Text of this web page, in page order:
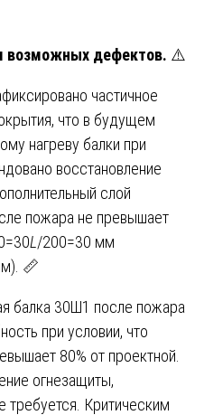
возможных дефектов. ⚠️
частичное
что в будущем
нагреву балки при
восстановление
слой
пожара не превышает
L /200=30 мм
📏
балка 30Ш1 после пожара
при условии, что
80% от проектной.
огнезащиты,
требуется. Критическим